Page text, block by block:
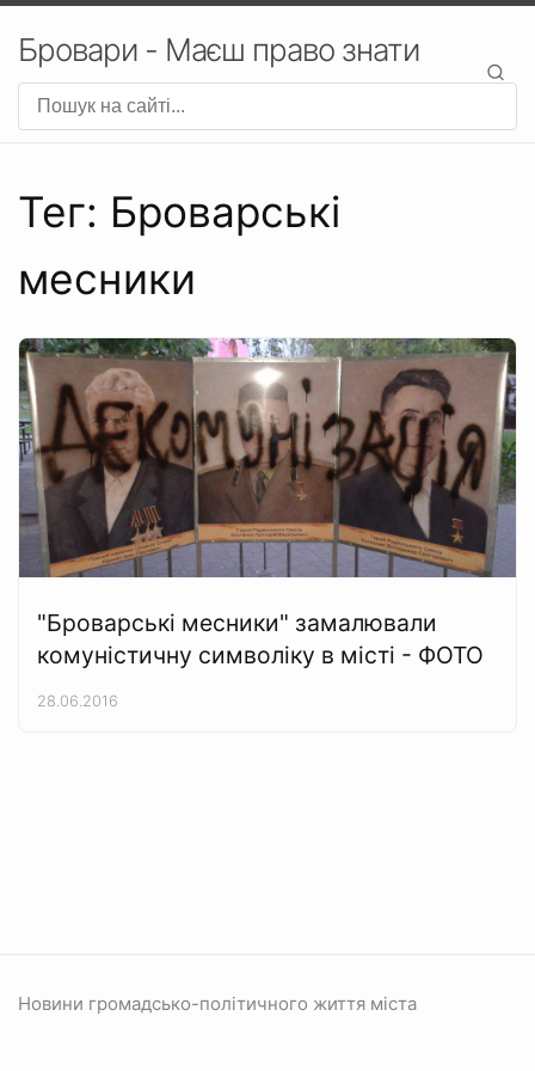
Бровари - Маєш право знати
Тег: Броварські
месники
"Броварські месники" замалювали
комуністичну символіку в місті - ФОТО
28.06.2016
Новини громадсько-політичного життя міста